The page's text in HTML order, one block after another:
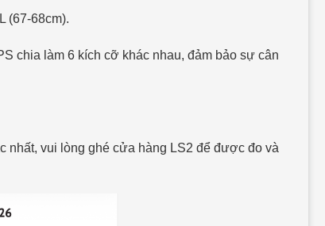
(67-68cm).
chia làm 6 kích cỡ khác nhau, đảm bảo sự cân
nhất, vui lòng ghé cửa hàng LS2 để được đo và